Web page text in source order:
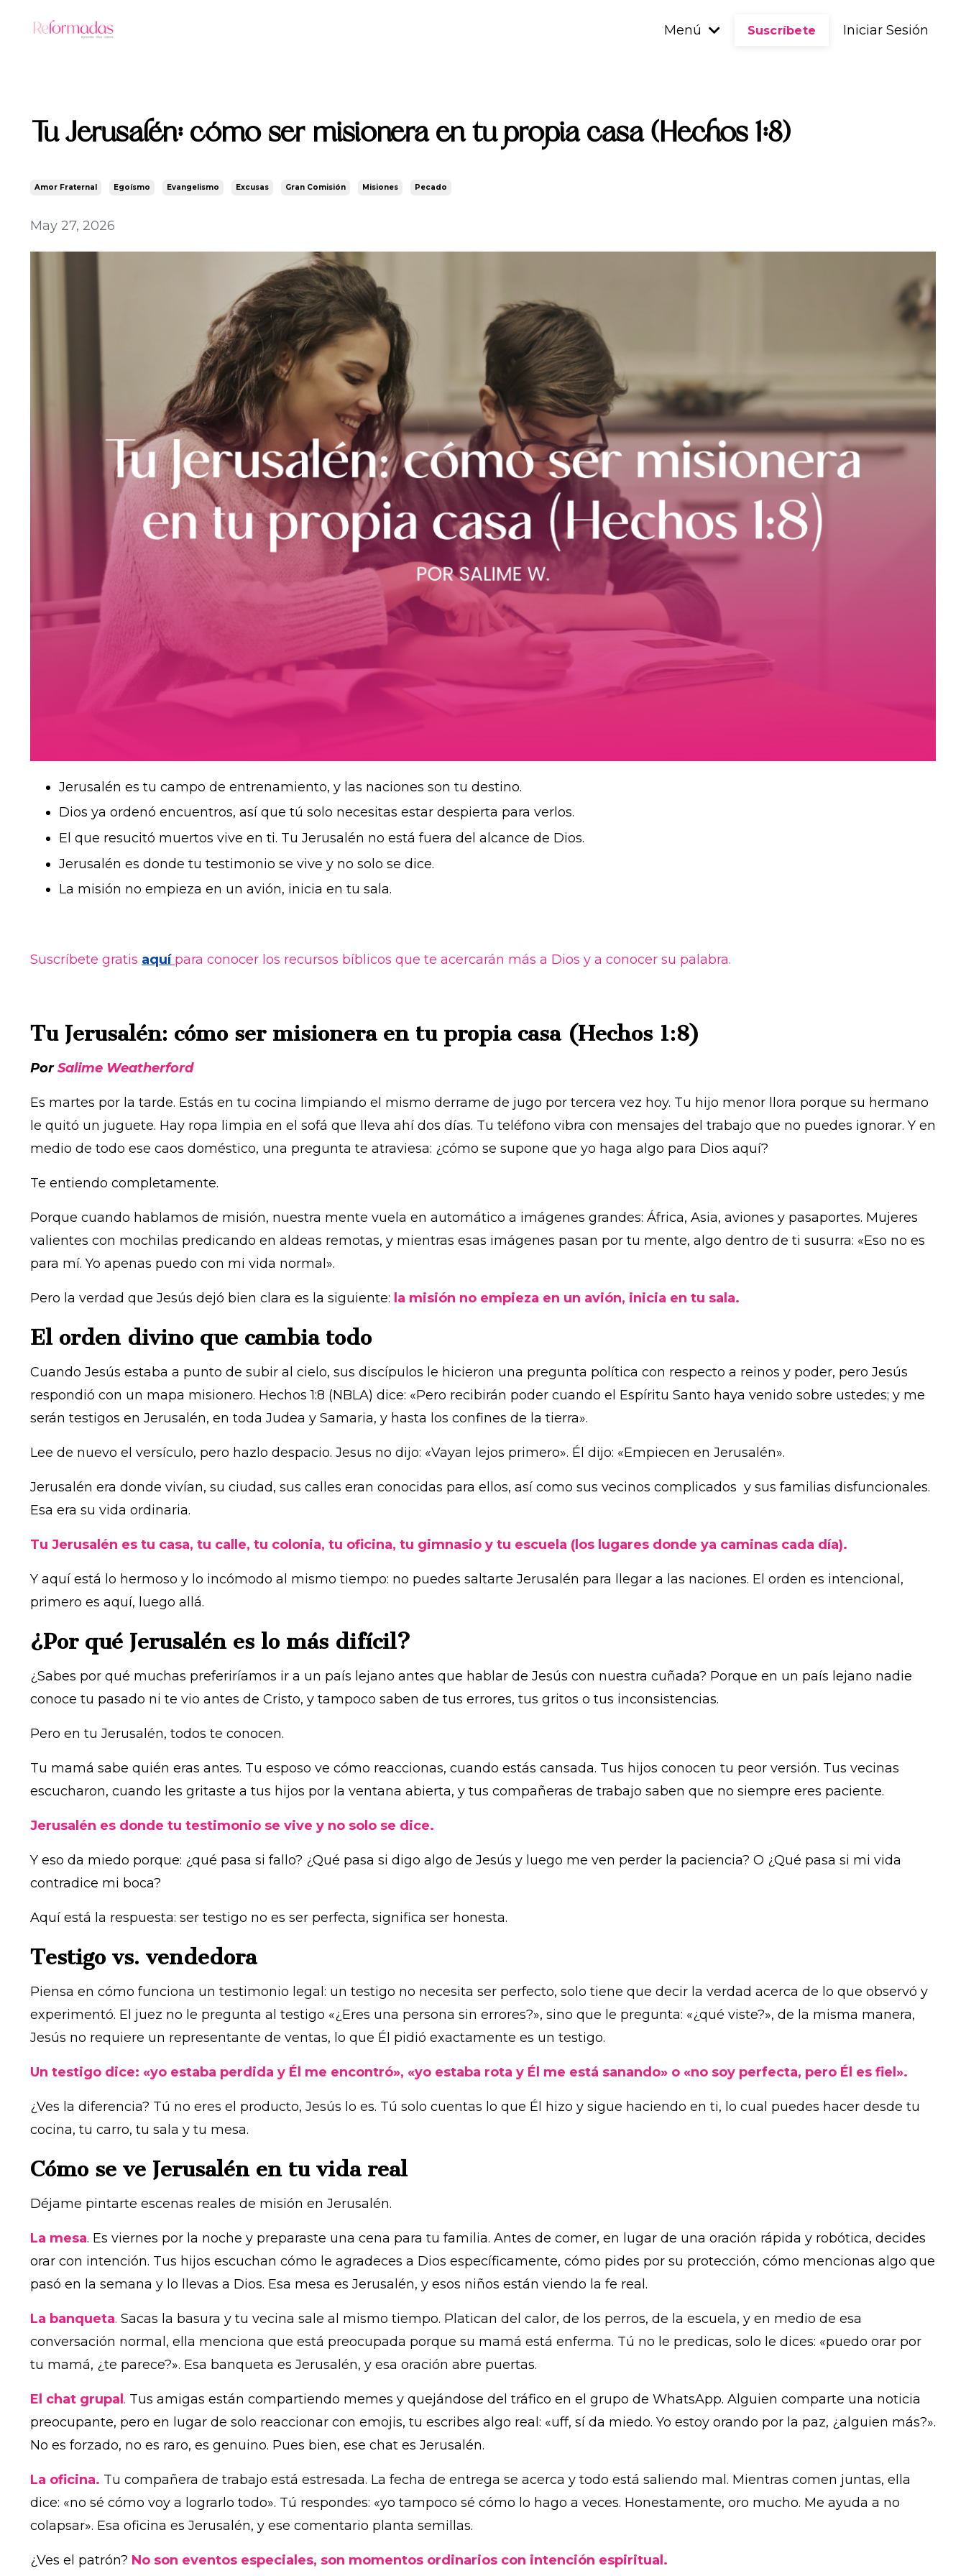
Menú Suscríbete Iniciar Sesión
Tu Jerusalén: cómo ser misionera en tu propia casa (Hechos 1:8)
Amor Fraternal Egoísmo Evangelismo Excusas Gran Comisión Misiones Pecado
May 27, 2026
Jerusalén es tu campo de entrenamiento, y las naciones son tu destino.
Dios ya ordenó encuentros, así que tú solo necesitas estar despierta para verlos.
El que resucitó muertos vive en ti. Tu Jerusalén no está fuera del alcance de Dios.
Jerusalén es donde tu testimonio se vive y no solo se dice.
La misión no empieza en un avión, inicia en tu sala.
Suscríbete gratis aquí para conocer los recursos bíblicos que te acercarán más a Dios y a conocer su palabra.
Tu Jerusalén: cómo ser misionera en tu propia casa (Hechos 1:8)
Por Salime Weatherford
Es martes por la tarde. Estás en tu cocina limpiando el mismo derrame de jugo por tercera vez hoy. Tu hijo menor llora porque su hermano
le quitó un juguete. Hay ropa limpia en el sofá que lleva ahí dos días. Tu teléfono vibra con mensajes del trabajo que no puedes ignorar. Y en
medio de todo ese caos doméstico, una pregunta te atraviesa: ¿cómo se supone que yo haga algo para Dios aquí?
Te entiendo completamente.
Porque cuando hablamos de misión, nuestra mente vuela en automático a imágenes grandes: África, Asia, aviones y pasaportes. Mujeres
valientes con mochilas predicando en aldeas remotas, y mientras esas imágenes pasan por tu mente, algo dentro de ti susurra: «Eso no es
para mí. Yo apenas puedo con mi vida normal».
Pero la verdad que Jesús dejó bien clara es la siguiente: la misión no empieza en un avión, inicia en tu sala.
El orden divino que cambia todo
Cuando Jesús estaba a punto de subir al cielo, sus discípulos le hicieron una pregunta política con respecto a reinos y poder, pero Jesús
respondió con un mapa misionero. Hechos 1:8 (NBLA) dice: «Pero recibirán poder cuando el Espíritu Santo haya venido sobre ustedes; y me
serán testigos en Jerusalén, en toda Judea y Samaria, y hasta los confines de la tierra».
Lee de nuevo el versículo, pero hazlo despacio. Jesus no dijo: «Vayan lejos primero». Él dijo: «Empiecen en Jerusalén».
Jerusalén era donde vivían, su ciudad, sus calles eran conocidas para ellos, así como sus vecinos complicados y sus familias disfuncionales.
Esa era su vida ordinaria.
Tu Jerusalén es tu casa, tu calle, tu colonia, tu oficina, tu gimnasio y tu escuela (los lugares donde ya caminas cada día).
Y aquí está lo hermoso y lo incómodo al mismo tiempo: no puedes saltarte Jerusalén para llegar a las naciones. El orden es intencional,
primero es aquí, luego allá.
¿Por qué Jerusalén es lo más difícil?
¿Sabes por qué muchas preferiríamos ir a un país lejano antes que hablar de Jesús con nuestra cuñada? Porque en un país lejano nadie
conoce tu pasado ni te vio antes de Cristo, y tampoco saben de tus errores, tus gritos o tus inconsistencias.
Pero en tu Jerusalén, todos te conocen.
Tu mamá sabe quién eras antes. Tu esposo ve cómo reaccionas, cuando estás cansada. Tus hijos conocen tu peor versión. Tus vecinas
escucharon, cuando les gritaste a tus hijos por la ventana abierta, y tus compañeras de trabajo saben que no siempre eres paciente.
Jerusalén es donde tu testimonio se vive y no solo se dice.
Y eso da miedo porque: ¿qué pasa si fallo? ¿Qué pasa si digo algo de Jesús y luego me ven perder la paciencia? O ¿Qué pasa si mi vida
contradice mi boca?
Aquí está la respuesta: ser testigo no es ser perfecta, significa ser honesta.
Testigo vs. vendedora
Piensa en cómo funciona un testimonio legal: un testigo no necesita ser perfecto, solo tiene que decir la verdad acerca de lo que observó y
experimentó. El juez no le pregunta al testigo «¿Eres una persona sin errores?», sino que le pregunta: «¿qué viste?», de la misma manera,
Jesús no requiere un representante de ventas, lo que Él pidió exactamente es un testigo.
Un testigo dice: «yo estaba perdida y Él me encontró», «yo estaba rota y Él me está sanando» o «no soy perfecta, pero Él es fiel».
¿Ves la diferencia? Tú no eres el producto, Jesús lo es. Tú solo cuentas lo que Él hizo y sigue haciendo en ti, lo cual puedes hacer desde tu
cocina, tu carro, tu sala y tu mesa.
Cómo se ve Jerusalén en tu vida real
Déjame pintarte escenas reales de misión en Jerusalén.
La mesa. Es viernes por la noche y preparaste una cena para tu familia. Antes de comer, en lugar de una oración rápida y robótica, decides
orar con intención. Tus hijos escuchan cómo le agradeces a Dios específicamente, cómo pides por su protección, cómo mencionas algo que
pasó en la semana y lo llevas a Dios. Esa mesa es Jerusalén, y esos niños están viendo la fe real.
La banqueta. Sacas la basura y tu vecina sale al mismo tiempo. Platican del calor, de los perros, de la escuela, y en medio de esa
conversación normal, ella menciona que está preocupada porque su mamá está enferma. Tú no le predicas, solo le dices: «puedo orar por
tu mamá, ¿te parece?». Esa banqueta es Jerusalén, y esa oración abre puertas.
El chat grupal . Tus amigas están compartiendo memes y quejándose del tráfico en el grupo de WhatsApp. Alguien comparte una noticia
preocupante, pero en lugar de solo reaccionar con emojis, tu escribes algo real: «uff, sí da miedo. Yo estoy orando por la paz, ¿alguien más?».
No es forzado, no es raro, es genuino. Pues bien, ese chat es Jerusalén.
La oficina. Tu compañera de trabajo está estresada. La fecha de entrega se acerca y todo está saliendo mal. Mientras comen juntas, ella
dice: «no sé cómo voy a lograrlo todo». Tú respondes: «yo tampoco sé cómo lo hago a veces. Honestamente, oro mucho. Me ayuda a no
colapsar». Esa oficina es Jerusalén, y ese comentario planta semillas.
¿Ves el patrón? No son eventos especiales, son momentos ordinarios con intención espiritual.